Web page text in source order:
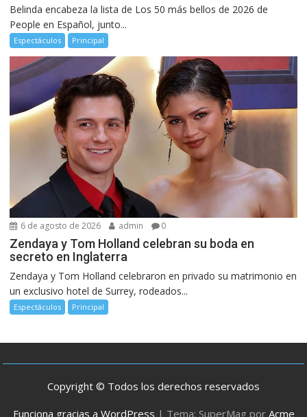
Belinda encabeza la lista de Los 50 más bellos de 2026 de
People en Español, junto...
Espectáculos Principal
6 de agosto de 2026 admin 0
Zendaya y Tom Holland celebran su boda en
secreto en Inglaterra
Zendaya y Tom Holland celebraron en privado su matrimonio en
un exclusivo hotel de Surrey, rodeados...
Espectáculos Principal
Copyright © Todos los derechos reservados
Funciona gracias a WordPress | Tema: SuperMag por Acme